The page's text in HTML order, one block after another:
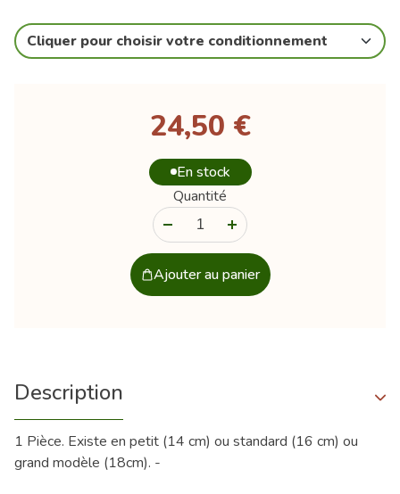
Cliquer pour choisir votre conditionnement
24,50 €
En stock
Quantité
Ajouter au panier
Description
1 Pièce. Existe en petit (14 cm) ou standard (16 cm) ou
grand modèle (18cm). -